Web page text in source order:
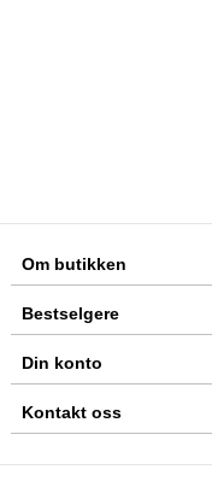
Om butikken
Bestselgere
Din konto
Kontakt oss